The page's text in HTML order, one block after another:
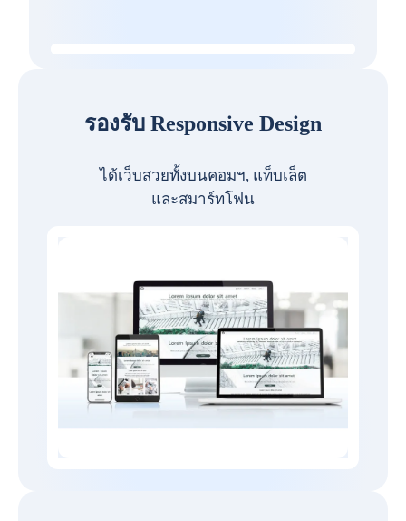
รองรับ Responsive Design
ได้เว็บสวยทั้งบนคอมฯ, แท็บเล็ต
และสมาร์ทโฟน